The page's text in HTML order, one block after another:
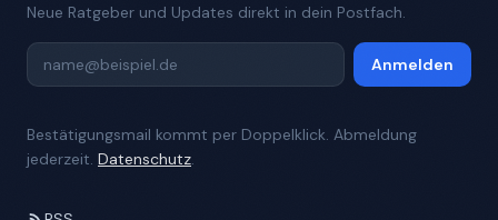
Neue Ratgeber und Updates direkt in dein Postfach.
Anmelden
Bestätigungsmail kommt per Doppelklick. Abmeldung
jederzeit. Datenschutz.